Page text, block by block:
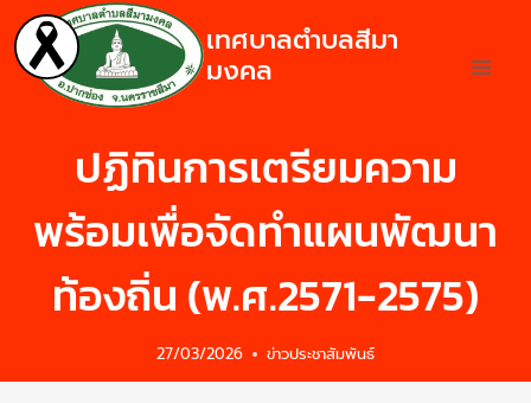
เทศบาลตำบลสีมา
มงคล
ปฏิทินการเตรียมความ
พร้อมเพื่อจัดทำแผนพัฒนา
ท้องถิ่น (พ.ศ.2571-2575)
27/03/2026 ข่าวประชาสัมพันธ์